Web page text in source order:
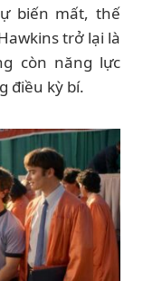
biến mất, thế
trở lại là
còn năng lực
điều kỳ bí.